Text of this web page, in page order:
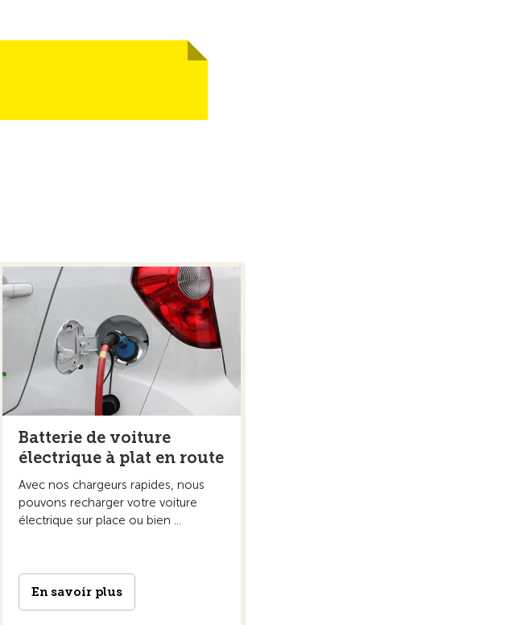
Batterie de voiture
électrique à plat en route
Avec nos chargeurs rapides, nous
pouvons recharger votre voiture
électrique sur place ou bien ...
En savoir plus